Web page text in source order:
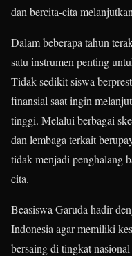
dan bercita-cita
Dalam beberapa tahun
satu instrumen penting
Tidak sedikit siswa
finansial saat ingin
tinggi. Melalui berbagai
dan lembaga terkait
tidak menjadi penghalang
cita.
Beasiswa Garuda hadir
Indonesia agar memiliki
bersaing di tingkat